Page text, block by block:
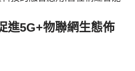
進5G+物聯網生態佈